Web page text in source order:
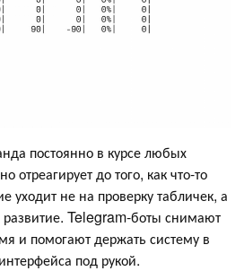
постоянно в курсе любых
отреагирует до того, как что-то
уходит не на проверку табличек, а
развитие. Telegram-боты снимают
и помогают держать систему в
под рукой.